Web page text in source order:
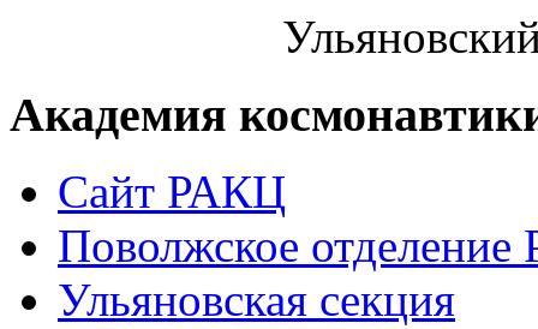
Академия
Сайт РАКЦ
Поволжское
Ульяновская секция